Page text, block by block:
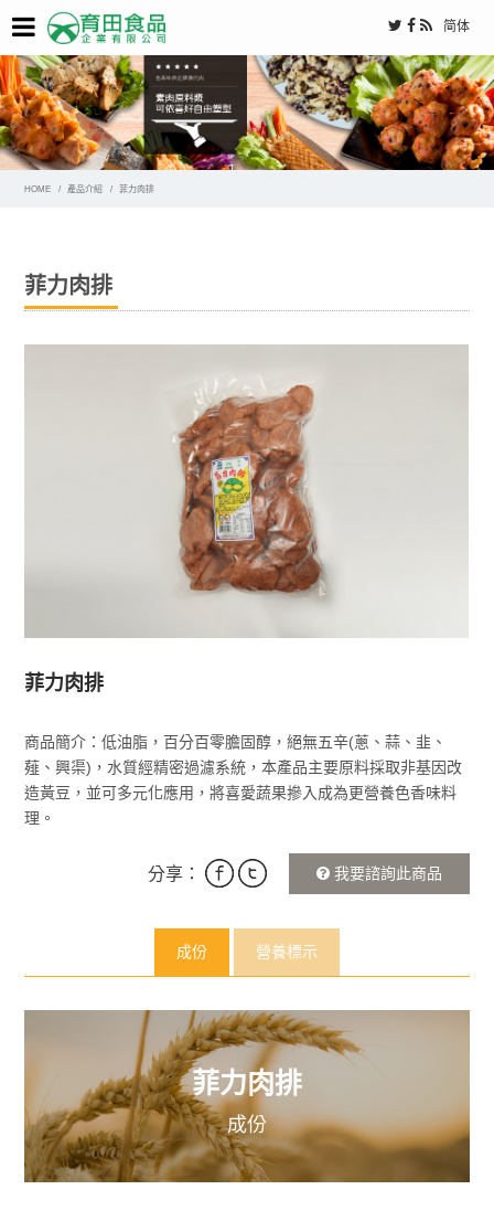
简体
HOME 產品介紹 菲力肉排
菲力肉排
菲力肉排
商品簡介：低油脂，百分百零膽固醇，絕無五辛(蔥、蒜、韭、
薤、興渠)，水質經精密過濾系統，本產品主要原料採取非基因改
造黃豆，並可多元化應用，將喜愛蔬果摻入成為更營養色香味料
理。
分享： 我要諮詢此商品
成份 營養標示
菲力肉排
成份